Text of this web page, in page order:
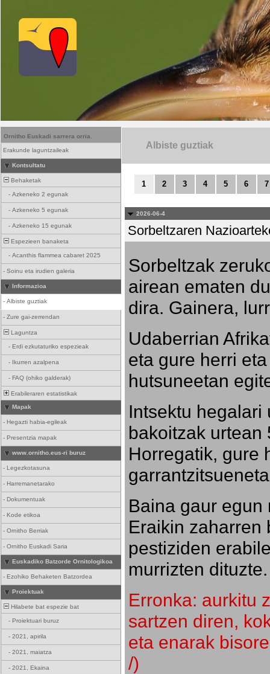
Ornitho Euskadi sarrera orria.
Erakunde laguntzaileak
Kontsultatu
Behaketak
- Azkeneko 2 egunak
- Azkeneko 5 egunak
- Azkeneko 15 egunak
Espezieen banaketa
- Acanthis flammea cabaret 2025
- Soinu eta irudien galeria
Informazioa
- Albiste guztiak
- Zure gai-zerrendan
Laguntza
- Erdi ezkutaturiko espezieak
- Ikurren azalpena
- FAQ (ohiko galderak)
Erabileraren estatistikak
Mapak
- Hegazti habia-egileak
- Presentzia mapak
www.ornitho.eus-ri buruz
- Legezkotasuna
- Harremanetarako
- Dokumentuak
- Kode etikoa
- Ornitho Berriak
- Ornitho Euskadi Saria
Euskadiko Batzorde Ornitologikoa
- Ezohiko Behaketen Batzordea
Proiektuak
Hilabete bat espezie bat
- Proiektuari buruz
- 2021, apirila
- 2021, maiatza
- 2021, Ekaina
Albiste guztiak
1 2 3 4 5 6 7
2026-06-4
Sorbeltzaren
Sorbeltzak
airean ematen
dira. Gainera,
Udaberrian
eta gure herri
hutsuneetan
Intsektu hegalari
bakoitzak urtean
Horregatik, gure
Baina gaur egun
Eraikin zaharren
pestiziden
murrizten dituzte.
Erronka: aurkitu
sartzen diren,
eta enarak
/)